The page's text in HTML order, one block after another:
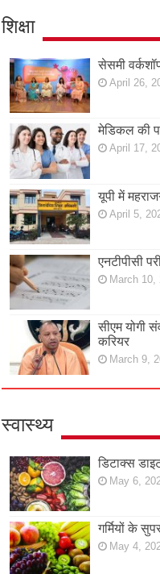
शिक्षा
सेसमी
April 26,
मेडिकल की
April 17,
यूपी में
April 5,
एनटीपीसी
March 10,
सीएम योगी
करियर
March 9,
स्वास्थ्य
डिटाक्स
May 6,
गर्मियों के
May 4,